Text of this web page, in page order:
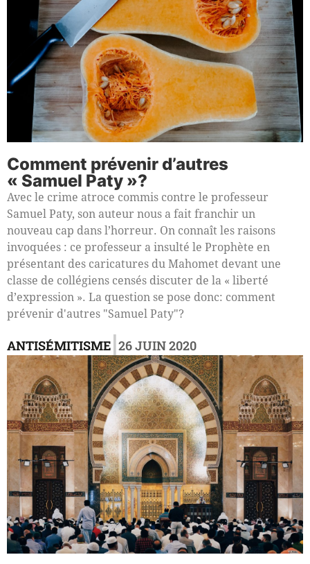
Comment prévenir d’autres
« Samuel Paty »?
Avec le crime atroce commis contre le professeur
Samuel Paty, son auteur nous a fait franchir un
nouveau cap dans l’horreur. On connaît les raisons
invoquées : ce professeur a insulté le Prophète en
présentant des caricatures du Mahomet devant une
classe de collégiens censés discuter de la « liberté
d’expression ». La question se pose donc: comment
prévenir d'autres "Samuel Paty"?
ANTISÉMITISME 26 JUIN 2020